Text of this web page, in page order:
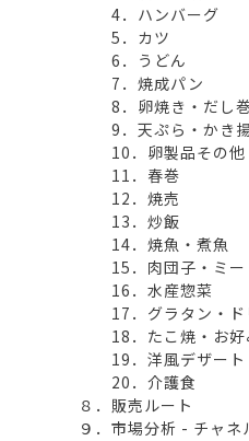
4．ハンバーグ
5．カツ
6．うどん
7．焼成パン
8．卵焼き・だし
9．天ぷら・かき
10．卵製品その他
11．春巻
12．焼売
13．炒飯
14．焼魚・煮魚
15．肉団子・ミー
16．水産惣菜
17．グラタン・ド
18．たこ焼・お好
19．洋風デザート
20．介護食
８．販売ルート
９．市場分析 - チャネ